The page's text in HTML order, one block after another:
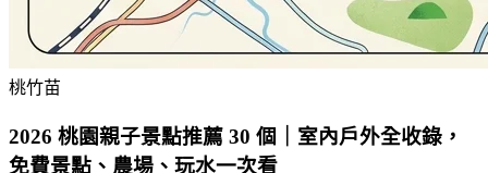
桃竹苗
2026 桃園親子景點推薦 30 個｜室內戶外全收錄，
免費景點、農場、玩水一次看